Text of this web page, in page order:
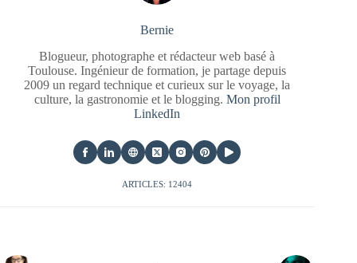
Bernie
Blogueur, photographe et rédacteur web basé à
Toulouse. Ingénieur de formation, je partage depuis
2009 un regard technique et curieux sur le voyage, la
culture, la gastronomie et le blogging. Mon profil
LinkedIn
ARTICLES: 12404